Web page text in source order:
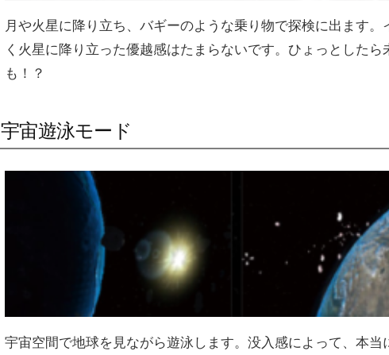
月や火星に降り立ち、バギーのような乗り物で探検に出ます
く火星に降り立った優越感はたまらないです。ひょっとした
も！？
宇宙遊泳モード
宇宙空間で地球を見ながら遊泳します。没入感によって、本当